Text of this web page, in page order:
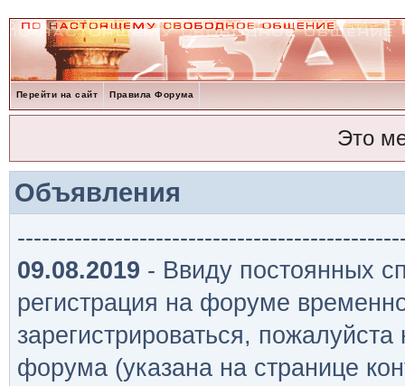
Перейти на сайт Правила Форума
Это
Объявления
09.08.2019 - Ввиду постоянных
регистрация на форуме
зарегистрироваться,
форума (указана на странице